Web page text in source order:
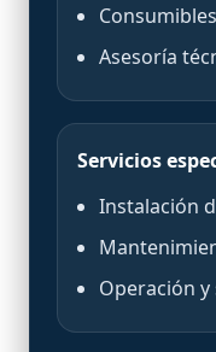
Asesoría
Servicios
Instalación
Operación